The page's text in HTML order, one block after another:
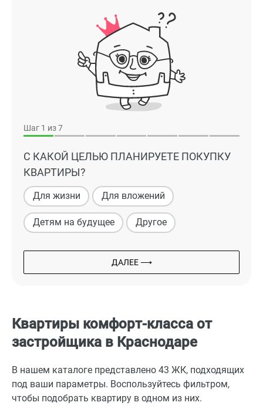
Шаг 1 из 7
С КАКОЙ ЦЕЛЬЮ ПЛАНИРУЕТЕ ПОКУПКУ
КВАРТИРЫ?
Для жизни Для вложений
Детям на будущее Другое
ДАЛЕЕ ⟶
Квартиры комфорт-класса от
застройщика в Краснодаре
В нашем каталоге представлено 43 ЖК, подходящих
под ваши параметры. Воспользуйтесь фильтром,
чтобы подобрать квартиру в одном из них.